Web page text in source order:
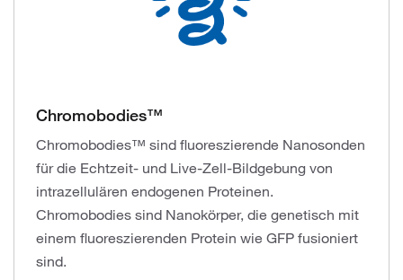
Chromobodies™
Chromobodies™ sind fluoreszierende Nanosonden
für die Echtzeit- und Live-Zell-Bildgebung von
intrazellulären endogenen Proteinen.
Chromobodies sind Nanokörper, die genetisch mit
einem fluoreszierenden Protein wie GFP fusioniert
sind.